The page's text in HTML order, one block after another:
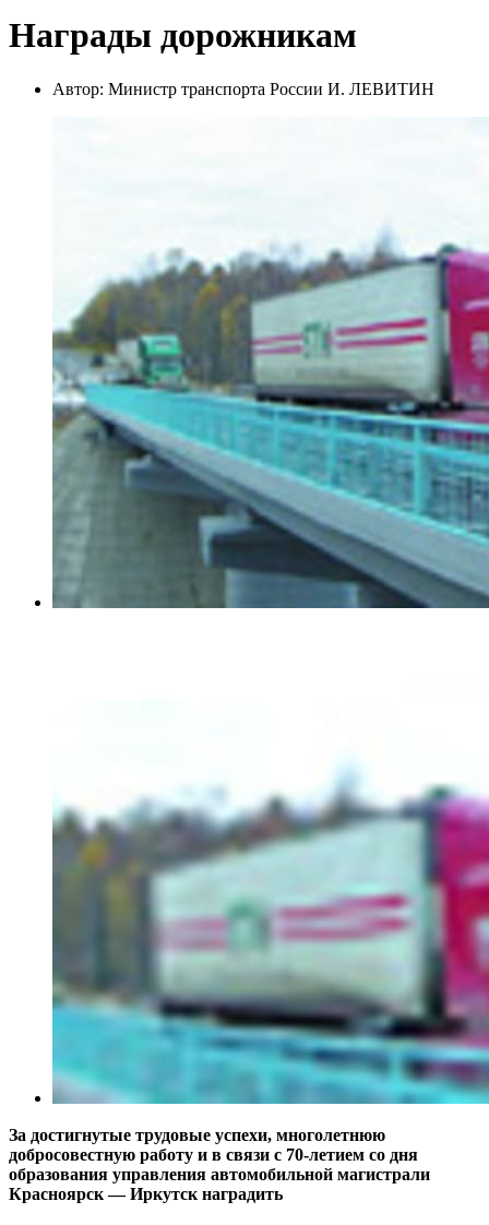
Награды дорожникам
Автор: Министр транспорта России И. ЛЕВИТИН
За достигнутые трудовые успехи, многолетнюю
добросовестную работу и в связи с 70-летием со дня
образования управления автомобильной магистрали
Красноярск — Иркутск наградить